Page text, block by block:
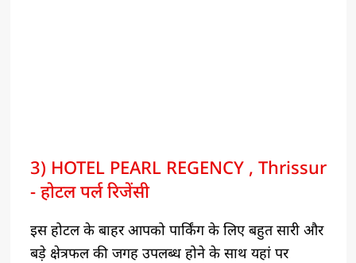
3) HOTEL PEARL REGENCY , Thrissur
- होटल पर्ल रिजेंसी
इस होटल के बाहर आपको पार्किंग के लिए बहुत सारी और
बड़े क्षेत्रफल की जगह उपलब्ध होने के साथ यहां पर